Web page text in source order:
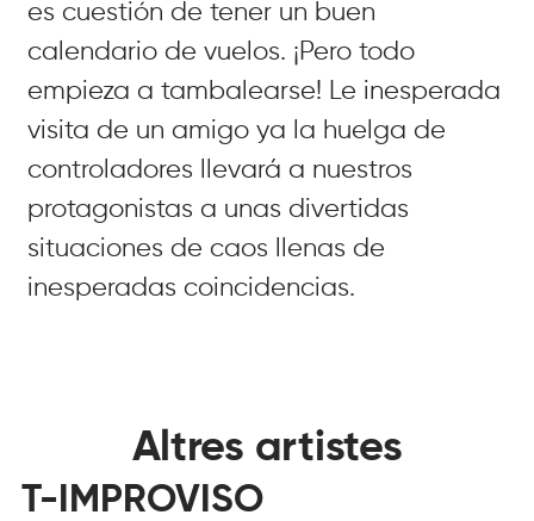
es cuestión de tener un buen
calendario de vuelos. ¡Pero todo
empieza a tambalearse! Le inesperada
visita de un amigo ya la huelga de
controladores llevará a nuestros
protagonistas a unas divertidas
situaciones de caos llenas de
inesperadas coincidencias.
Altres artistes
T-IMPROVISO